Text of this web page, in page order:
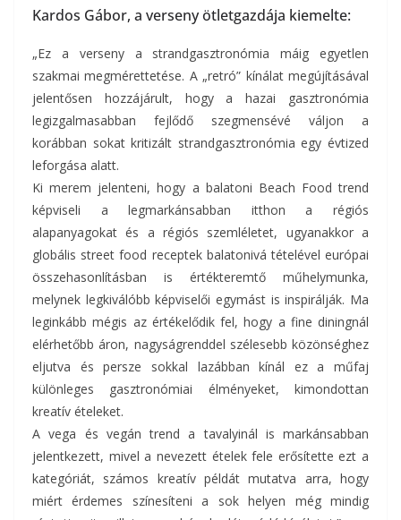
Kardos Gábor, a verseny ötletgazdája kiemelte:
„Ez a verseny a strandgasztronómia máig egyetlen
szakmai megmérettetése. A „retró” kínálat megújításával
jelentősen hozzájárult, hogy a hazai gasztronómia
legizgalmasabban fejlődő szegmensévé váljon a
korábban sokat kritizált strandgasztronómia egy évtized
leforgása alatt.
Ki merem jelenteni, hogy a balatoni Beach Food trend
képviseli a legmarkánsabban itthon a régiós
alapanyagokat és a régiós szemléletet, ugyanakkor a
globális street food receptek balatonivá tételével európai
összehasonlításban is értékteremtő műhelymunka,
melynek legkiválóbb képviselői egymást is inspirálják. Ma
leginkább mégis az értékelődik fel, hogy a fine diningnál
elérhetőbb áron, nagyságrenddel szélesebb közönséghez
eljutva és persze sokkal lazábban kínál ez a műfaj
különleges gasztronómiai élményeket, kimondottan
kreatív ételeket.
A vega és vegán trend a tavalyinál is markánsabban
jelentkezett, mivel a nevezett ételek fele erősítette ezt a
kategóriát, számos kreatív példát mutatva arra, hogy
miért érdemes színesíteni a sok helyen még mindig